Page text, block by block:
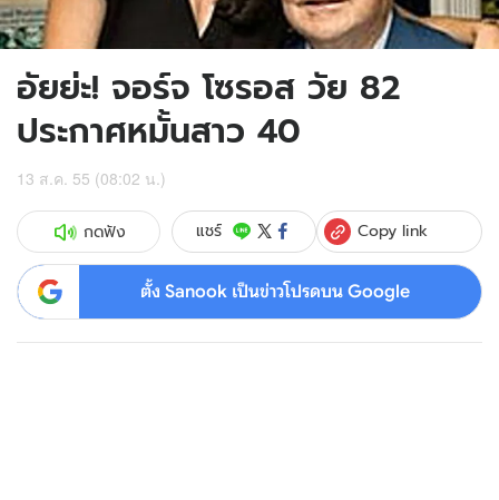
อัยย่ะ! จอร์จ โซรอส วัย 82
ประกาศหมั้นสาว 40
13 ส.ค. 55 (08:02 น.)
กดฟัง แชร์ Copy link
ตั้ง Sanook เป็นข่าวโปรดบน Google